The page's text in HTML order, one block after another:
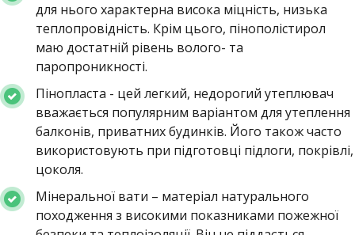
для нього характерна висока міцність, низька
теплопровідність. Крім цього, пінополістирол
маю достатній рівень волого- та
паропроникності.
Пінопласта - цей легкий, недорогий утеплювач
вважається популярним варіантом для утеплення
балконів, приватних будинків. Його також часто
використовують при підготовці підлоги, покрівлі,
цоколя.
Мінеральної вати – матеріал натурального
походження з високими показниками пожежної